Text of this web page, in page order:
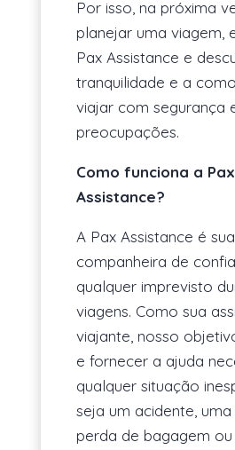
Por isso, na próxima
planejar uma viagem,
Pax Assistance e
tranquilidade e a
viajar com segurança
preocupações.
Como funciona a Pax
Assistance?
A Pax Assistance é sua
companheira de
qualquer imprevisto
viagens. Como sua
viajante, nosso
e fornecer a ajuda
qualquer situação
seja um acidente, uma
perda de bagagem